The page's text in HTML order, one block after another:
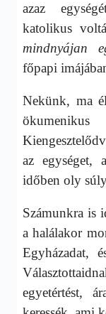
azaz
katolikus
mindnyájan
főpapi
Nekünk, ma
az egységet,
időben oly
Számunkra is
a halálakor
Egyházadat,
egyetértést,